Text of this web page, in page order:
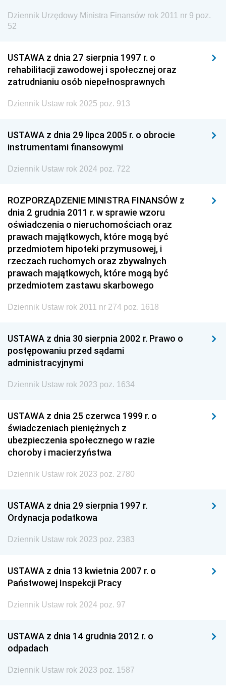
Dziennik Urzędowy Ministra Finansów rok 2011 nr 9 poz.
52
USTAWA z dnia 27 sierpnia 1997 r. o
rehabilitacji zawodowej i społecznej oraz
zatrudnianiu osób niepełnosprawnych
Dziennik Ustaw rok 2025 poz. 913
USTAWA z dnia 29 lipca 2005 r. o obrocie
instrumentami finansowymi
Dziennik Ustaw rok 2024 poz. 722
ROZPORZĄDZENIE MINISTRA FINANSÓW z
dnia 2 grudnia 2011 r. w sprawie wzoru
oświadczenia o nieruchomościach oraz
prawach majątkowych, które mogą być
przedmiotem hipoteki przymusowej, i
rzeczach ruchomych oraz zbywalnych
prawach majątkowych, które mogą być
przedmiotem zastawu skarbowego
Dziennik Ustaw rok 2011 nr 274 poz. 1618
USTAWA z dnia 30 sierpnia 2002 r. Prawo o
postępowaniu przed sądami
administracyjnymi
Dziennik Ustaw rok 2023 poz. 1634
USTAWA z dnia 25 czerwca 1999 r. o
świadczeniach pieniężnych z
ubezpieczenia społecznego w razie
choroby i macierzyństwa
Dziennik Ustaw rok 2023 poz. 2780
USTAWA z dnia 29 sierpnia 1997 r.
Ordynacja podatkowa
Dziennik Ustaw rok 2023 poz. 2383
USTAWA z dnia 13 kwietnia 2007 r. o
Państwowej Inspekcji Pracy
Dziennik Ustaw rok 2024 poz. 97
USTAWA z dnia 14 grudnia 2012 r. o
odpadach
Dziennik Ustaw rok 2023 poz. 1587